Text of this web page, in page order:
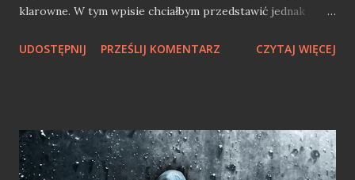
klarowne. W tym wpisie chciałbym przedstawić jednak
został nieraz już wprowadzony w maliny. Powodem tego
Open Source miał trochę pod górkę. Steve Ballmer kiedyś
powiedział "Linux jest rakiem" w kwestii GNU GPL. Dziś
UDOSTĘPNIJ PRZEŚLIJ KOMENTARZ CZYTAJ WIĘCEJ